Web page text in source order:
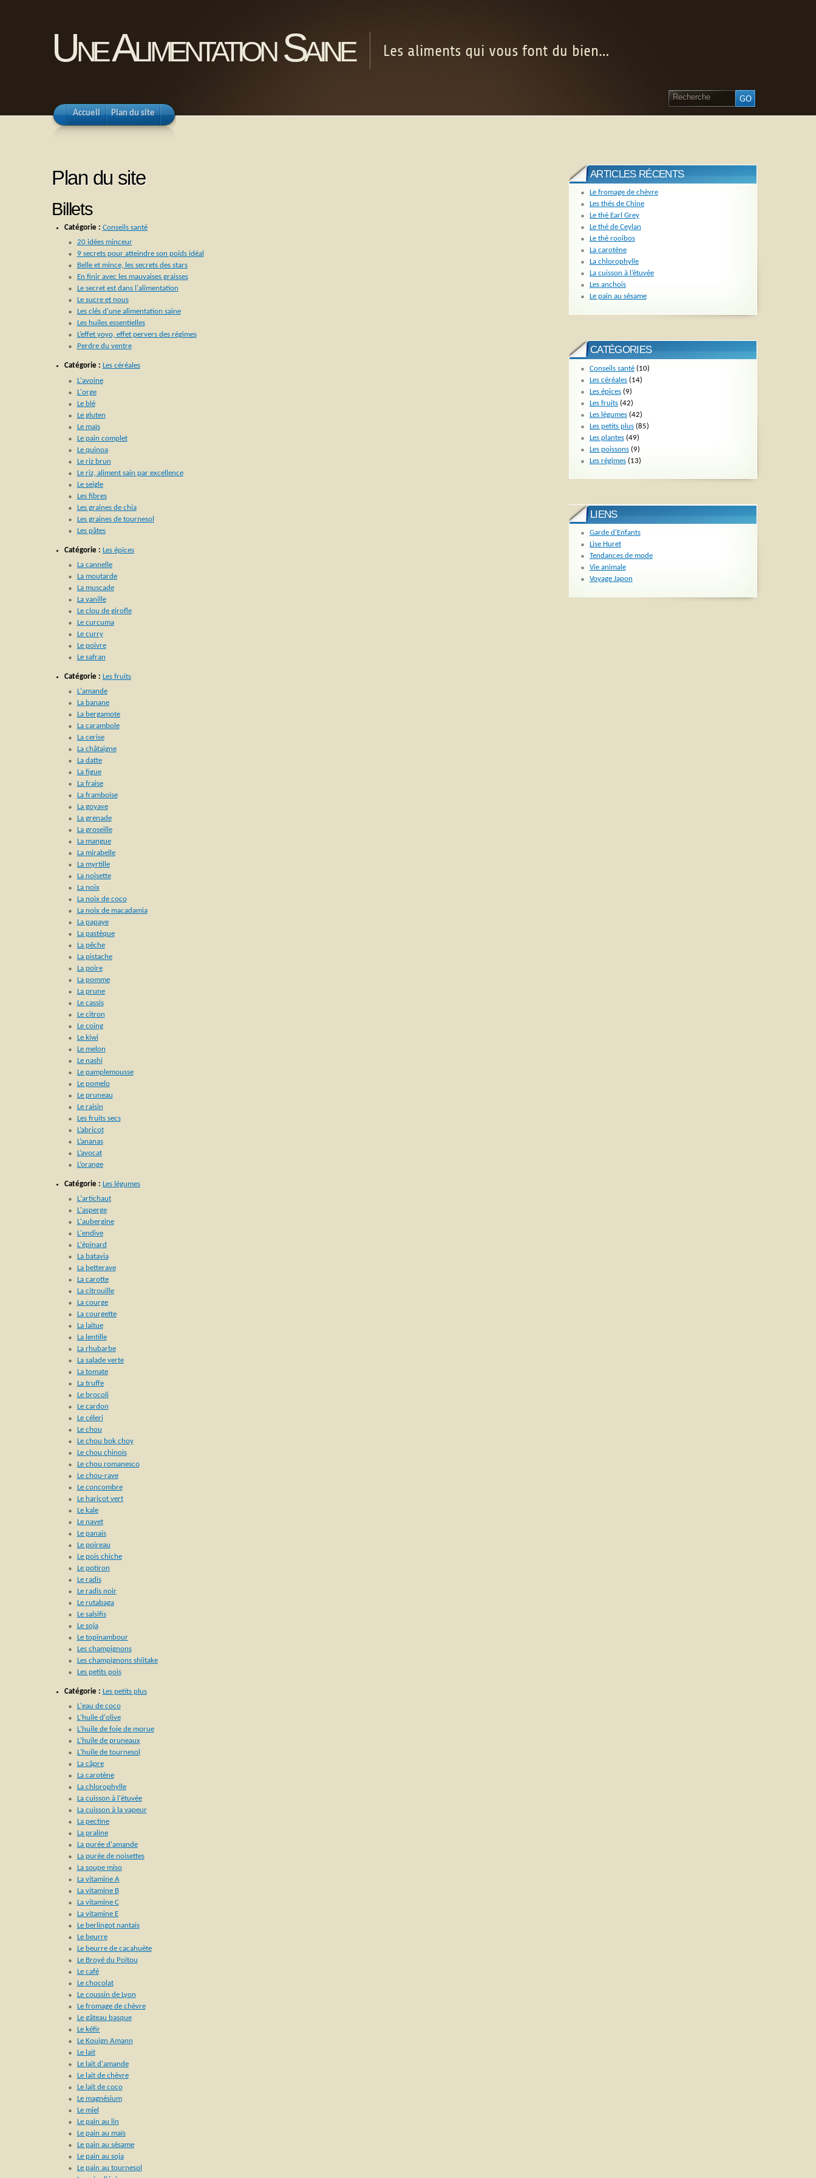
Une Alimentation Saine Les aliments qui vous font du bien…
Accueil Plan du site
Plan du site
Billets
Catégorie : Conseils santé
20 idées minceur
9 secrets pour atteindre son poids idéal
Belle et mince, les secrets des stars
En finir avec les mauvaises graisses
Le secret est dans l'alimentation
Le sucre et nous
Les clés d'une alimentation saine
Les huiles essentielles
L’effet yoyo, effet pervers des régimes
Perdre du ventre
Catégorie : Les céréales
L'avoine
L'orge
Le blé
Le gluten
Le maïs
Le pain complet
Le quinoa
Le riz brun
Le riz, aliment sain par excellence
Le seigle
Les fibres
Les graines de chia
Les graines de tournesol
Les pâtes
Catégorie : Les épices
La cannelle
La moutarde
La muscade
La vanille
Le clou de girofle
Le curcuma
Le curry
Le poivre
Le safran
Catégorie : Les fruits
L'amande
La banane
La bergamote
La carambole
La cerise
La châtaigne
La datte
La figue
La fraise
La framboise
La goyave
La grenade
La groseille
La mangue
La mirabelle
La myrtille
La noisette
La noix
La noix de coco
La noix de macadamia
La papaye
La pastèque
La pêche
La pistache
La poire
La pomme
La prune
Le cassis
Le citron
Le coing
Le kiwi
Le melon
Le nashi
Le pamplemousse
Le pomelo
Le pruneau
Le raisin
Les fruits secs
L’abricot
L’ananas
L’avocat
L’orange
Catégorie : Les légumes
L'artichaut
L'asperge
L'aubergine
L'endive
L'épinard
La batavia
La betterave
La carotte
La citrouille
La courge
La courgette
La laitue
La lentille
La rhubarbe
La salade verte
La tomate
La truffe
Le brocoli
Le cardon
Le céleri
Le chou
Le chou bok choy
Le chou chinois
Le chou romanesco
Le chou-rave
Le concombre
Le haricot vert
Le kale
Le navet
Le panais
Le poireau
Le pois chiche
Le potiron
Le radis
Le radis noir
Le rutabaga
Le salsifis
Le soja
Le topinambour
Les champignons
Les champignons shiitake
Les petits pois
Catégorie : Les petits plus
L'eau de coco
L'huile d'olive
L'huile de foie de morue
L'huile de pruneaux
L'huile de tournesol
La câpre
La carotène
La chlorophylle
La cuisson à l'étuvée
La cuisson à la vapeur
La pectine
La praline
La purée d'amande
La purée de noisettes
La soupe miso
La vitamine A
La vitamine B
La vitamine C
La vitamine E
Le berlingot nantais
Le beurre
Le beurre de cacahuète
Le Broyé du Poitou
Le café
Le chocolat
Le coussin de Lyon
Le fromage de chèvre
Le gâteau basque
Le kéfir
Le Kouign Amann
Le lait
Le lait d'amande
Le lait de chèvre
Le lait de coco
Le magnésium
Le miel
Le pain au lin
Le pain au maïs
Le pain au sésame
Le pain au soja
Le pain au tournesol
ARTICLES RÉCENTS
Le fromage de chèvre
Les thés de Chine
Le thé Earl Grey
Le thé de Ceylan
Le thé rooibos
La carotène
La chlorophylle
La cuisson à l’étuvée
Les anchois
Le pain au sésame
CATÉGORIES
Conseils santé(10)
Les céréales(14)
Les épices(9)
Les fruits(42)
Les légumes(42)
Les petits plus(85)
Les plantes(49)
Les poissons(9)
Les régimes(13)
LIENS
Garde d'Enfants
Lise Huret
Tendances de mode
Vie animale
Voyage Japon